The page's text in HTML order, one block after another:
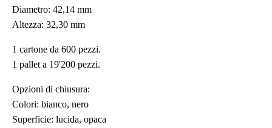
Diametro: 42,14 mm
Altezza: 32,30 mm
1 cartone da 600 pezzi.
1 pallet a 19'200 pezzi.
Opzioni di chiusura:
Colori: bianco, nero
Superficie: lucida, opaca